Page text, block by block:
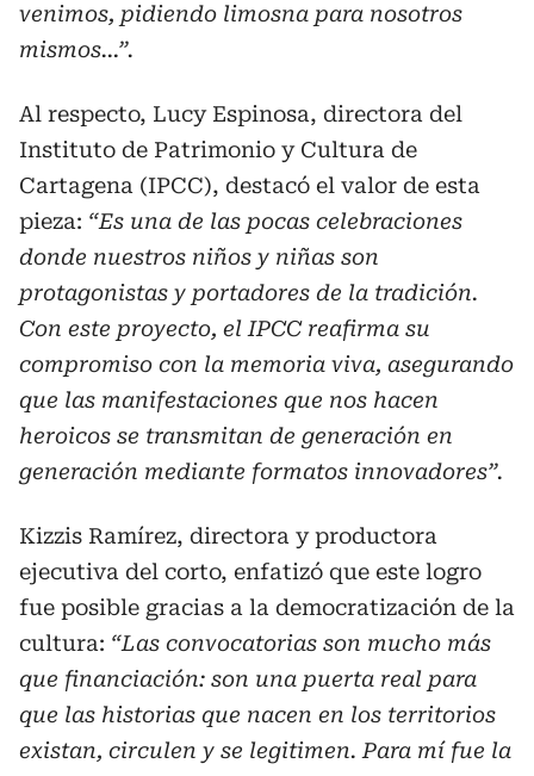
venimos, pidiendo limosna para nosotros
mismos…”.
Al respecto, Lucy Espinosa, directora del
Instituto de Patrimonio y Cultura de
Cartagena (IPCC), destacó el valor de esta
pieza: “Es una de las pocas celebraciones
donde nuestros niños y niñas son
protagonistas y portadores de la tradición.
Con este proyecto, el IPCC reafirma su
compromiso con la memoria viva, asegurando
que las manifestaciones que nos hacen
heroicos se transmitan de generación en
generación mediante formatos innovadores”.
Kizzis Ramírez, directora y productora
ejecutiva del corto, enfatizó que este logro
fue posible gracias a la democratización de la
cultura: “Las convocatorias son mucho más
que financiación: son una puerta real para
que las historias que nacen en los territorios
existan, circulen y se legitimen. Para mí fue la